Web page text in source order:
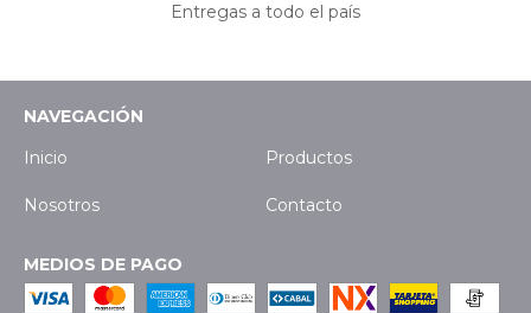
Entregas a todo el país
NAVEGACIÓN
Inicio
Productos
Nosotros Contacto
MEDIOS DE PAGO